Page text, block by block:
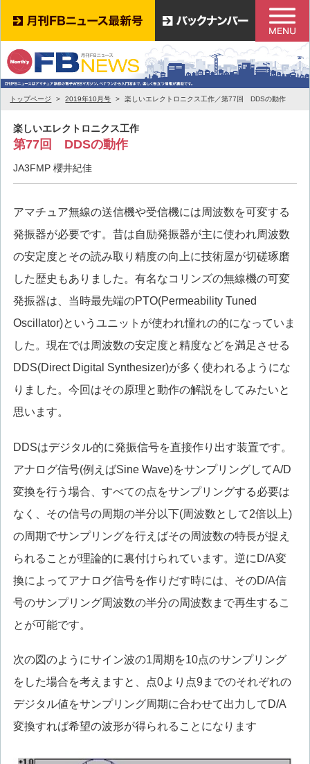
トップページ 2019年10月号 楽しいエレクトロニクス工作／第77回 DDSの動作
楽しいエレクトロニクス工作
第77回 DDSの動作
JA3FMP 櫻井紀佳
アマチュア無線の送信機や受信機には周波数を可変する
発振器が必要です。昔は自励発振器が主に使われ周波数
の安定度とその読み取り精度の向上に技術屋が切磋琢磨
した歴史もありました。有名なコリンズの無線機の可変
発振器は、当時最先端のPTO(Permeability Tuned
Oscillator)というユニットが使われ憧れの的になっていま
した。現在では周波数の安定度と精度などを満足させる
DDS(Direct Digital Synthesizer)が多く使われるようにな
りました。今回はその原理と動作の解説をしてみたいと
思います。
DDSはデジタル的に発振信号を直接作り出す装置です。
アナログ信号(例えばSine Wave)をサンプリングしてA/D
変換を行う場合、すべての点をサンプリングする必要は
なく、その信号の周期の半分以下(周波数として2倍以上)
の周期でサンプリングを行えばその周波数の特長が捉え
られることが理論的に裏付けられています。逆にD/A変
換によってアナログ信号を作りだす時には、そのD/A信
号のサンプリング周波数の半分の周波数まで再生するこ
とが可能です。
次の図のようにサイン波の1周期を10点のサンプリング
をした場合を考えますと、点0より点9までのそれぞれの
デジタル値をサンプリング周期に合わせて出力してD/A
変換すれば希望の波形が得られることになります